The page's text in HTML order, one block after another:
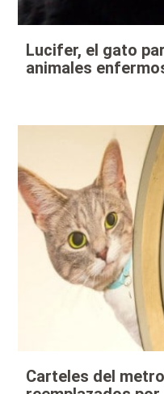
Lucifer, el gato
animales
Carteles del